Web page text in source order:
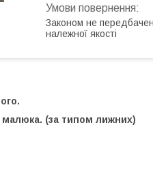
Законом не
належної якості
(за типом лижних)